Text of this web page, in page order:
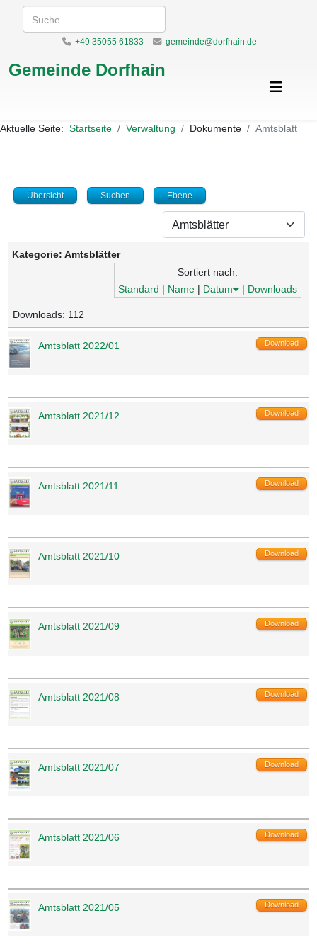
Suchen
+49 35055 61833 gemeinde@dorfhain.de
Gemeinde Dorfhain
Aktuelle Seite: Startseite Verwaltung Dokumente Amtsblatt
Übersicht Suchen Ebene
Kategorie: Amtsblätter
Sortiert nach:
Standard | Name | Datum | Downloads
Downloads: 112
Amtsblatt 2022/01 Download
Amtsblatt 2021/12 Download
Amtsblatt 2021/11 Download
Amtsblatt 2021/10 Download
Amtsblatt 2021/09 Download
Amtsblatt 2021/08 Download
Amtsblatt 2021/07 Download
Amtsblatt 2021/06 Download
Amtsblatt 2021/05 Download